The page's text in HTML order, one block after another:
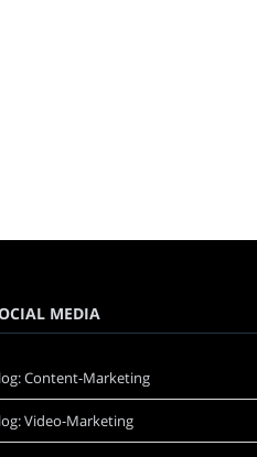
MEDIA
Content-Marketing
Video-Marketing